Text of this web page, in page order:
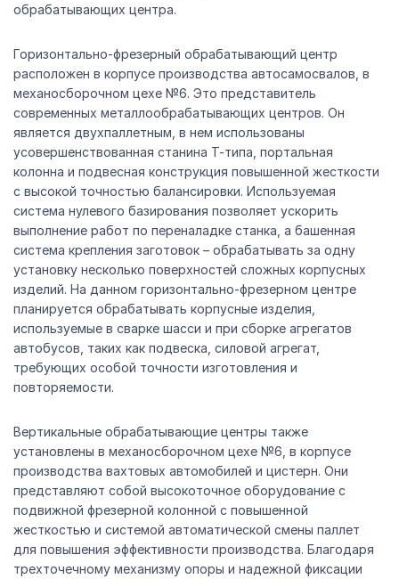
обрабатывающих центра.
Горизонтально-фрезерный обрабатывающий центр
расположен в корпусе производства автосамосвалов, в
механосборочном цехе №6. Это представитель
современных металлообрабатывающих центров. Он
является двухпаллетным, в нем использованы
усовершенствованная станина Т-типа, портальная
колонна и подвесная конструкция повышенной жесткости
с высокой точностью балансировки. Используемая
система нулевого базирования позволяет ускорить
выполнение работ по переналадке станка, а башенная
система крепления заготовок – обрабатывать за одну
установку несколько поверхностей сложных корпусных
изделий. На данном горизонтально-фрезерном центре
планируется обрабатывать корпусные изделия,
используемые в сварке шасси и при сборке агрегатов
автобусов, таких как подвеска, силовой агрегат,
требующих особой точности изготовления и
повторяемости.
Вертикальные обрабатывающие центры также
установлены в механосборочном цехе №6, в корпусе
производства вахтовых автомобилей и цистерн. Они
представляют собой высокоточное оборудование с
подвижной фрезерной колонной с повышенной
жесткостью и системой автоматической смены паллет
для повышения эффективности производства. Благодаря
трехточечному механизму опоры и надежной фиксации